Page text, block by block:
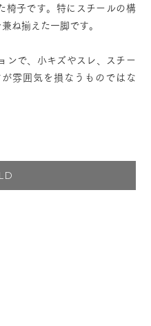
椅子です。特にスチールの構
ね揃えた一脚です。
ンで、小キズやスレ、スチー
雰囲気を損なうものではな